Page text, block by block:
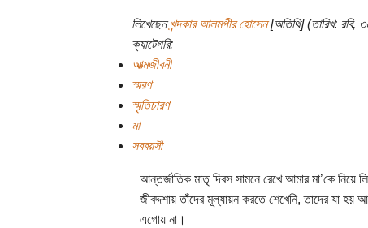
লিখেছেনখন্দকার আলমগীর হোসেন[অতিথি] (তারিখ: রবি,
ক্যাটেগরি:
আত্মজীবনী
স্মরণ
স্মৃতিচারণ
মা
সববয়সী
আন্তর্জাতিক মাতৃ দিবস সামনে রেখে আমার মা’কে নিয়ে
জীবদ্দশায় তাঁদের মূল্যায়ন করতে শেখেনি, তাদের যা
এগোয় না।